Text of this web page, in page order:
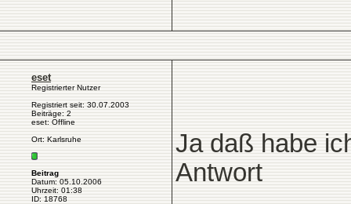
eset
Registrierter Nutzer
Registriert seit: 30.07.2003
Beiträge: 2
eset: Offline
Ort: Karlsruhe
Beitrag
Datum: 05.10.2006
Uhrzeit: 01:38
ID: 18768
Ja daß habe
Antwort